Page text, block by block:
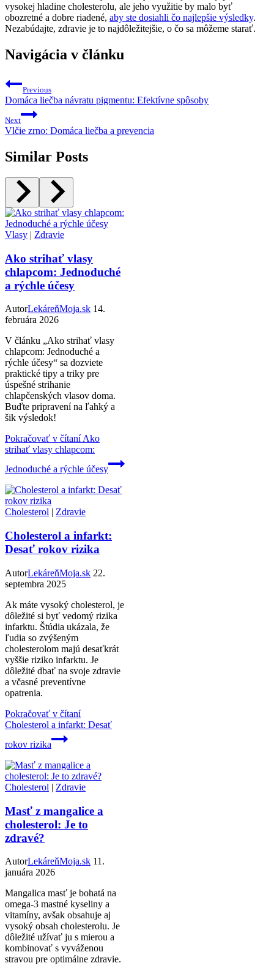
vysokej hladine cholesterolu, ale jeho využitie by malo byť
obozretné a dobre riadené, aby ste dosiahli čo najlepšie výsledky.
Nezabúdajte, zdravie je to najdôležitejšie, o čo sa môžeme starať.
Navigácia v článku
Previous
Domáca liečba návratu pigmentu: Efektívne spôsoby
Next
Vlčie zrno: Domáca liečba a prevencia
Similar Posts
Vlasy | Zdravie
Ako strihať vlasy
chlapcom: Jednoduché
a rýchle účesy
AutorLekáreňMoja.sk 14.
februára 2026
V článku „Ako strihať vlasy
chlapcom: Jednoduché a
rýchle účesy“ sa dozviete
praktické tipy a triky pre
úspešné strihanie
chlapčenských vlasov doma.
Buďte pripravení na ľahký a
šik výsledok!
Pokračovať v čítaníAko
strihať vlasy chlapcom:
Jednoduché a rýchle účesy
Cholesterol | Zdravie
Cholesterol a infarkt:
Desať rokov rizika
AutorLekáreňMoja.sk 22.
septembra 2025
Ak máte vysoký cholesterol, je
dôležité si byť vedomý rizika
infarktu. Štúdia ukázala, že
ľudia so zvýšeným
cholesterolom majú desaťkrát
vyššie riziko infarktu. Je
dôležité dbať na svoje zdravie
a včasné preventívne
opatrenia.
Pokračovať v čítaní
Cholesterol a infarkt: Desať
rokov rizika
Cholesterol | Zdravie
Masť z mangalice a
cholesterol: Je to
zdravé?
AutorLekáreňMoja.sk 11.
januára 2026
Mangalica masť je bohatá na
omega-3 mastné kyseliny a
vitamíny, avšak obsahuje aj
vysoký obsah cholesterolu. Je
dôležité užívať ju s mierou a
kombinovať s vyváženou
stravou pre optimálne zdravie.